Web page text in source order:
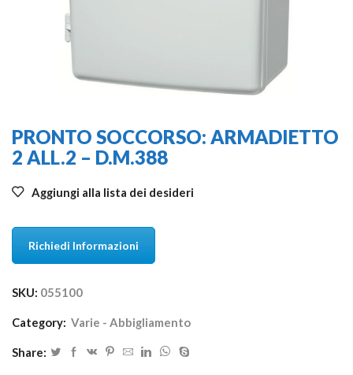
PRONTO SOCCORSO: ARMADIETTO
2 ALL.2 – D.M.388
Aggiungi alla lista dei desideri
Richiedi Informazioni
SKU: 055100
Category: Varie - Abbigliamento
Share: